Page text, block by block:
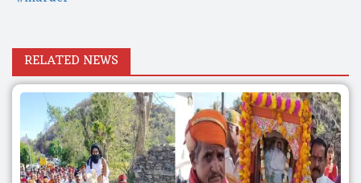
RELATED NEWS